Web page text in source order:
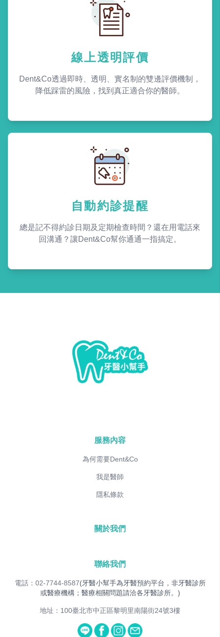
線上透明評價
Dent&Co透過即時、透明、實名制的雙邊評價機制，
降低踩雷的風險，找到真正適合你的醫師。
自動約診提醒
總是記不得約診日期及定期檢查時間？還在用電話來
回溝通？讓Dent&Co幫你通通一指搞定。
服務內容
為何需要Dent&Co
我是醫師
隱私條款
關於我們
聯絡我們
電話：02-7744-8587(牙醫小幫手為牙醫預約平台，非牙醫診所
或醫療機構；醫療相關問題請洽各牙醫診所。)
地址：100臺北市中正區黎明里南陽街24號3樓